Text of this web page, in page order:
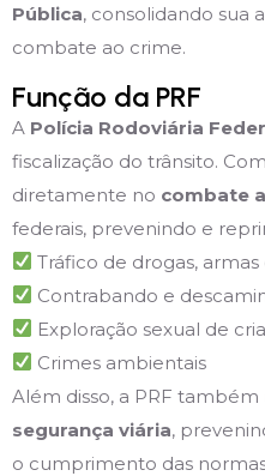
Pública, consolidando sua
combate ao crime.
Função da PRF
A Polícia Rodoviária
fiscalização do trânsito.
diretamente no combate
federais, prevenindo e
Tráfico de drogas,
Contrabando e
Exploração sexual de
Crimes ambientais
Além disso, a PRF também
segurança viária,
o cumprimento das